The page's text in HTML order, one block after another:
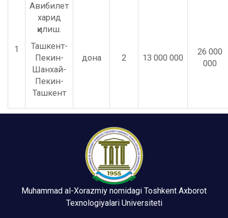
1
Авибилет
харид
қилиш.
Ташкент-
Пекин-
Шанхай-
Пекин-
Ташкент
дона 2 13 000 000
26 000
000
Muhammad al-Xorazmiy nomidagi Toshkent Axborot
Texnologiyalari Universiteti